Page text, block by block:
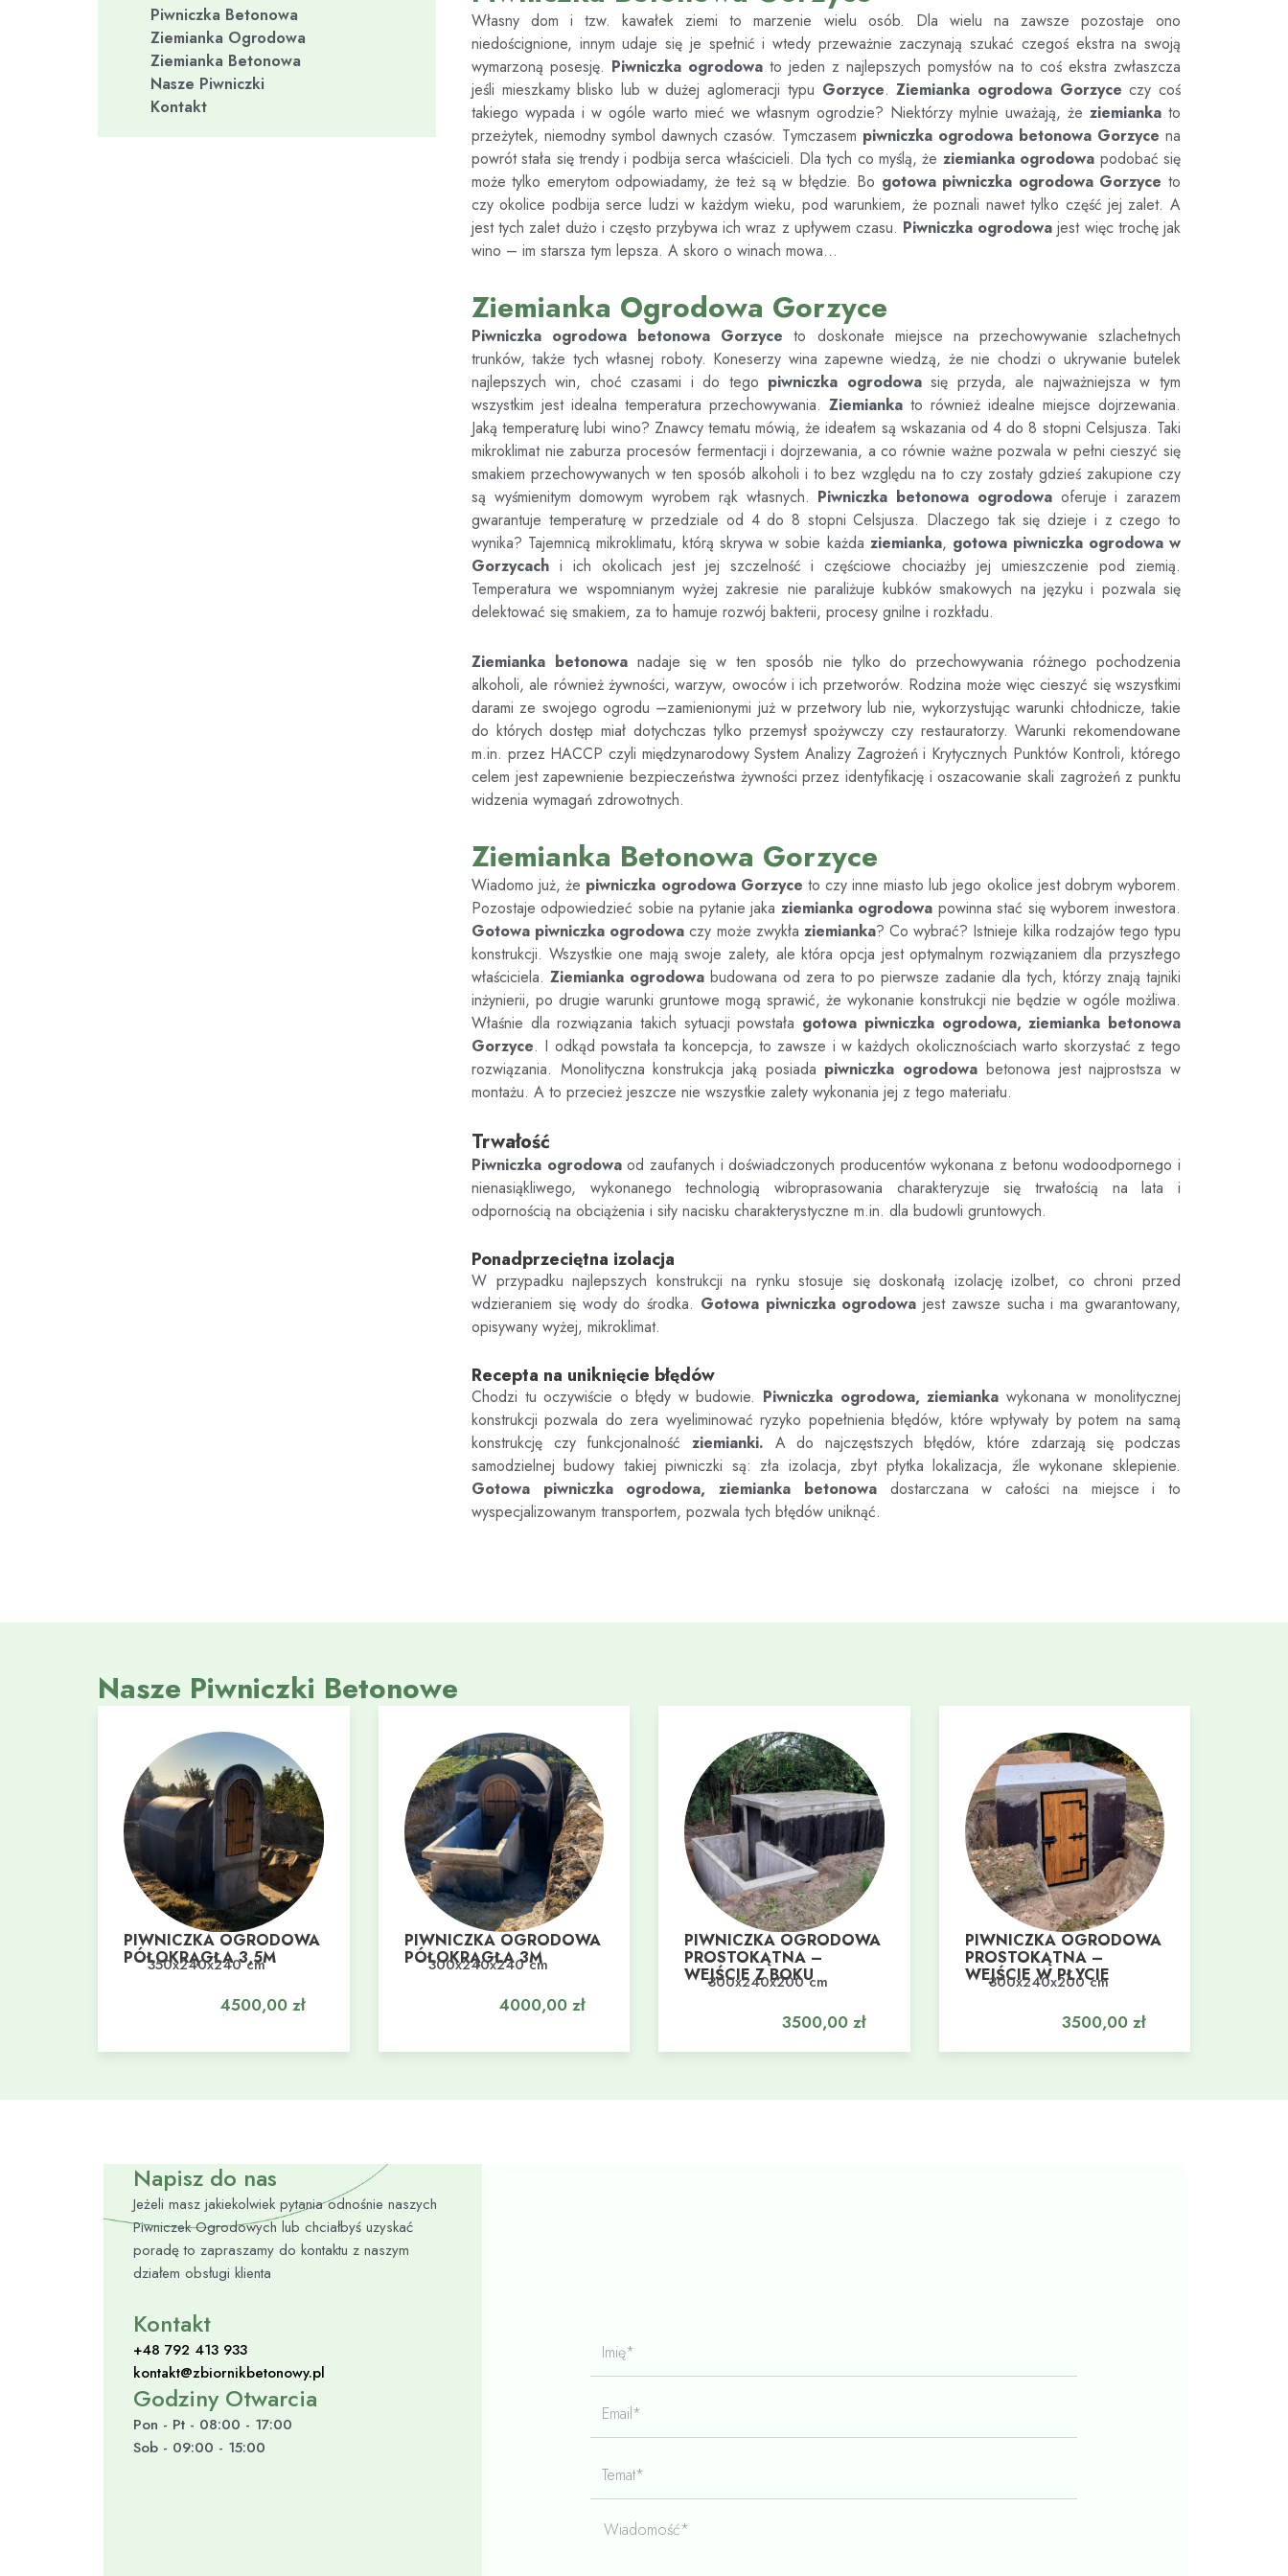
Piwniczka Betonowa
Ziemianka Ogrodowa
Ziemianka Betonowa
Nasze Piwniczki
Kontakt
Własny dom i tzw. kawałek ziemi to marzenie wielu osób. Dla wielu na zawsze pozostaje ono
niedoścignione, innym udaje się je spełnić i wtedy przeważnie zaczynają szukać czegoś ekstra na swoją
wymarzoną posesję. Piwniczka ogrodowato jeden z najlepszych pomysłów na to coś ekstra zwłaszcza
jeśli mieszkamy blisko lub w dużej aglomeracji typu Gorzyce.Ziemianka ogrodowa Gorzyceczy coś
takiego wypada i w ogóle warto mieć we własnym ogrodzie? Niektórzy mylnie uważają, żeziemianka to
przeżytek, niemodny symbol dawnych czasów. Tymczasem piwniczka ogrodowa betonowa Gorzyce na
powrót stała się trendy i podbija serca właścicieli. Dla tych co myślą, że ziemianka ogrodowa podobać się
może tylko emerytom odpowiadamy, że też są w błędzie. Bo gotowa piwniczka ogrodowa Gorzyce to
czy okolice podbija serce ludzi w każdym wieku, pod warunkiem, że poznali nawet tylko część jej zalet. A
jest tych zalet dużo i często przybywa ich wraz z upływem czasu. Piwniczka ogrodowa jest więc trochę jak
wino – im starsza tym lepsza. A skoro o winach mowa…
Ziemianka Ogrodowa Gorzyce
Piwniczka ogrodowa betonowa Gorzyceto doskonałe miejsce na przechowywanie szlachetnych
trunków, także tych własnej roboty. Koneserzy wina zapewne wiedzą, że nie chodzi o ukrywanie butelek
najlepszych win, choć czasami i do tego piwniczka ogrodowasię przyda, ale najważniejsza w tym
wszystkim jest idealna temperatura przechowywania. Ziemiankato również idealne miejsce dojrzewania.
Jaką temperaturę lubi wino? Znawcy tematu mówią, że ideałem są wskazania od 4 do 8 stopni Celsjusza. Taki
mikroklimat nie zaburza procesów fermentacji i dojrzewania, a co równie ważne pozwala w pełni cieszyć się
smakiem przechowywanych w ten sposób alkoholi i to bez względu na to czy zostały gdzieś zakupione czy
są wyśmienitym domowym wyrobem rąk własnych. Piwniczka betonowa ogrodowaoferuje i zarazem
gwarantuje temperaturę w przedziale od 4 do 8 stopni Celsjusza. Dlaczego tak się dzieje i z czego to
wynika? Tajemnicą mikroklimatu, którą skrywa w sobie każda ziemianka, gotowa piwniczka ogrodowa w
Gorzycach i ich okolicach jest jej szczelność i częściowe chociażby jej umieszczenie pod ziemią.
Temperatura we wspomnianym wyżej zakresie nie paraliżuje kubków smakowych na języku i pozwala się
delektować się smakiem, za to hamuje rozwój bakterii, procesy gnilne i rozkładu.
Ziemianka betonowanadaje się w ten sposób nie tylko do przechowywania różnego pochodzenia
alkoholi, ale również żywności, warzyw, owoców i ich przetworów. Rodzina może więc cieszyć się wszystkimi
darami ze swojego ogrodu –zamienionymi już w przetwory lub nie, wykorzystując warunki chłodnicze, takie
do których dostęp miał dotychczas tylko przemysł spożywczy czy restauratorzy. Warunki rekomendowane
m.in. przez HACCP czyli międzynarodowy System Analizy Zagrożeń i Krytycznych Punktów Kontroli, którego
celem jest zapewnienie bezpieczeństwa żywności przez identyfikację i oszacowanie skali zagrożeń z punktu
widzenia wymagań zdrowotnych.
Ziemianka Betonowa Gorzyce
Wiadomo już, że piwniczka ogrodowa Gorzyce to czy inne miasto lub jego okolice jest dobrym wyborem.
Pozostaje odpowiedzieć sobie na pytanie jaka ziemianka ogrodowa powinna stać się wyborem inwestora.
Gotowa piwniczka ogrodowa czy może zwykła ziemianka? Co wybrać? Istnieje kilka rodzajów tego typu
konstrukcji. Wszystkie one mają swoje zalety, ale która opcja jest optymalnym rozwiązaniem dla przyszłego
właściciela. Ziemianka ogrodowabudowana od zera to po pierwsze zadanie dla tych, którzy znają tajniki
inżynierii, po drugie warunki gruntowe mogą sprawić, że wykonanie konstrukcji nie będzie w ogóle możliwa.
Właśnie dla rozwiązania takich sytuacji powstała gotowa piwniczka ogrodowa, ziemianka betonowa
Gorzyce. I odkąd powstała ta koncepcja, to zawsze i w każdych okolicznościach warto skorzystać z tego
rozwiązania. Monolityczna konstrukcja jaką posiada piwniczka ogrodowa betonowa jest najprostsza w
montażu. A to przecież jeszcze nie wszystkie zalety wykonania jej z tego materiału.
Trwałość
Piwniczka ogrodowaod zaufanych i doświadczonych producentów wykonana z betonu wodoodpornego i
nienasiąkliwego, wykonanego technologią wibroprasowania charakteryzuje się trwałością na lata i
odpornością na obciążenia i siły nacisku charakterystyczne m.in. dla budowli gruntowych.
Ponadprzeciętna izolacja
W przypadku najlepszych konstrukcji na rynku stosuje się doskonałą izolację izolbet, co chroni przed
wdzieraniem się wody do środka. Gotowa piwniczka ogrodowa jest zawsze sucha i ma gwarantowany,
opisywany wyżej, mikroklimat.
Recepta na uniknięcie błędów
Chodzi tu oczywiście o błędy w budowie. Piwniczka ogrodowa, ziemianka wykonana w monolitycznej
konstrukcji pozwala do zera wyeliminować ryzyko popełnienia błędów, które wpływały by potem na samą
konstrukcję czy funkcjonalność ziemianki. A do najczęstszych błędów, które zdarzają się podczas
samodzielnej budowy takiej piwniczki są: zła izolacja, zbyt płytka lokalizacja, źle wykonane sklepienie.
Gotowa piwniczka ogrodowa, ziemianka betonowadostarczana w całości na miejsce i to
wyspecjalizowanym transportem, pozwala tych błędów uniknąć.
Nasze Piwniczki Betonowe
PIWNICZKA OGRODOWA
PÓŁOKRĄGŁA 3,5M
350x240x240 cm
4500,00 zł
Dodaj do koszyka
PIWNICZKA OGRODOWA
PÓŁOKRĄGŁA 3M
300x240x240 cm
4000,00 zł
Dodaj do koszyka
PIWNICZKA OGRODOWA
PROSTOKĄTNA –
WEJŚCIE Z BOKU
300x240x200 cm
3500,00 zł
Dodaj do koszyka
PIWNICZKA OGRODOWA
PROSTOKĄTNA –
WEJŚCIE W PŁYCIE
300x240x200 cm
3500,00 zł
Dodaj do koszyka
Napisz do nas
Jeżeli masz jakiekolwiek pytania odnośnie naszych
Piwniczek Ogrodowych lub chciałbyś uzyskać
poradę to zapraszamy do kontaktu z naszym
działem obsługi klienta
Kontakt
+48 792 413 933
kontakt@zbiornikbetonowy.pl
Godziny Otwarcia
Pon - Pt - 08:00 - 17:00
Sob - 09:00 - 15:00
Email*
Wiadomość*